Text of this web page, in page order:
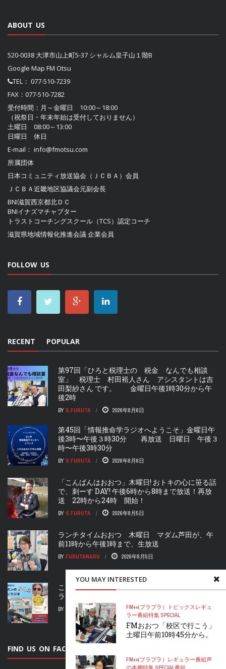
YOU MAY INTERESTED
FM++(プラプラ） トピックスレギュ
ラー番組特集 SPECIAL
FMおおつ「校区で行こう」
土曜日午前10時45分から。
FM++(プラプラ） レギュラー番組声
の本棚特集 SPECIAL 番組
ABOUT US
520-0038 大津市山上町5-37 シャルム皇子山１階B
Google Map FM Otsu
TEL： 077-510-7239
FAX：077-510-7282
受付時間：月～金曜日 10:00～18:00
（祝祭日・年末年始は受付しておりません）
土曜日 08:00～13:00
日曜日 休日
E-mail： info@fmotsu.com
所属団体
日本コミュニティ放送協会（ＪＣＢＡ） 会員
ＪＣＢＡ近畿地区協議会元副会長
BNI滋賀西京都北ＤＣ
BNIイナズマチャプター
トラストコーチングスクール（TCS）認定コーチ
滋賀県地域情報化推進会議企業会員
FOLLOW US
RECENT POPULAR
第97回「ひろと税理士の 税金 なんでも相談
室」 税理士 村田裕人さん アシスタントは吉
田梨紗さん です。 金曜日午後1時30分から午
後2時
BY S.FURUTA 2026年8月6日
第45回「情報推命学ラジオへようこそ」金曜日午
後3時〜午後３時30分 再放送 日曜日 午後３
時〜午後3時30分
BY S.FURUTA 2026年8月6日
「こんばんはおおつ」木曜日! おトキの心に笹る話
で、刺ーす DAY! 午後6時から8時まで放送！再放
送 22時から24時 開始！
BY S.FURUTA 2026年8月5日
ランチタイムおおつ 木曜日 マダム芦田が、午
前11時から午後1時まで、生放送
BY FURUTANARU 2026年8月5日
こんばんはおおつ 水曜日 “ヒラカンのすいすい
ラジオ” 午後6時スタート！2時間生放送！！
BY FURUTANARU 2026年8月4日
FIND US ON FACEBOOK